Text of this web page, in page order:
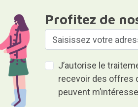
Profitez de
J’autorise le
recevoir des offres
peuvent